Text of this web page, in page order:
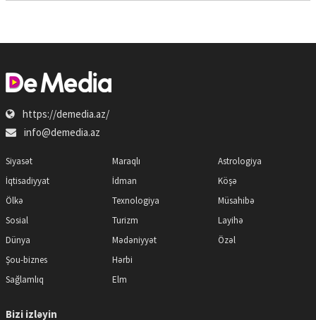
https://demedia.az/
info@demedia.az
Siyasət
İqtisadiyyat
Ölkə
Sosial
Dünya
Şou-biznes
Sağlamlıq
Maraqlı
İdman
Texnologiya
Turizm
Mədəniyyət
Hərbi
Elm
Astrologiya
Köşə
Müsahibə
Layihə
Özəl
Bizi izləyin